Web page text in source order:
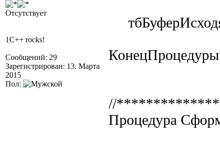
Отсутствует
1C++ rocks!
Сообщений: 29
Зарегистрирован: 13. Марта
2015
Пол:
КонецПроцедуры
//